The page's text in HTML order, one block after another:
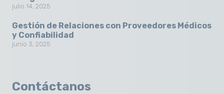
julio 14, 2025
Gestión de Relaciones con Proveedores Médicos
y Confiabilidad
junio 3, 2025
Contáctanos